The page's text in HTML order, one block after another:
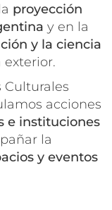
proyección
y en la
y la ciencia
Culturales
acciones
e instituciones
la
y eventos